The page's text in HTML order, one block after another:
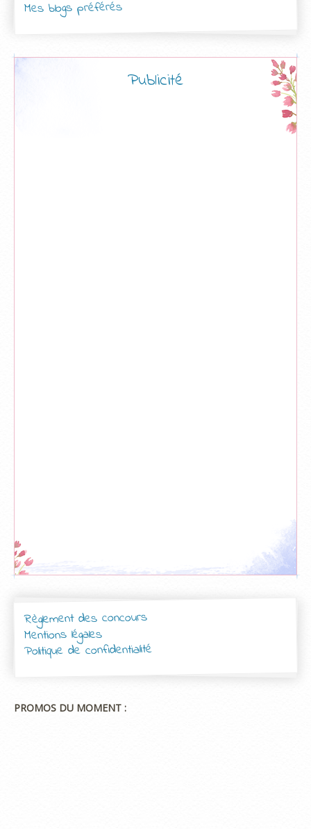
Mes blogs préférés
Publicité
Règlement des concours
Mentions légales
Politique de confidentialité
PROMOS DU MOMENT :